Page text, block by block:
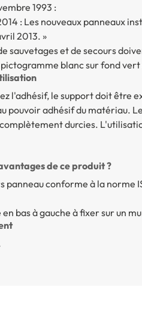
1993 :
: Les nouveaux panneaux
2013. »
sauvetages et de secours
blanc sur fond vert
l'adhésif, le support doit être
pouvoir adhésif du matériau.
durcies.
de ce produit ?
panneauconforme à la norme
bas à gauche à fixer sur un